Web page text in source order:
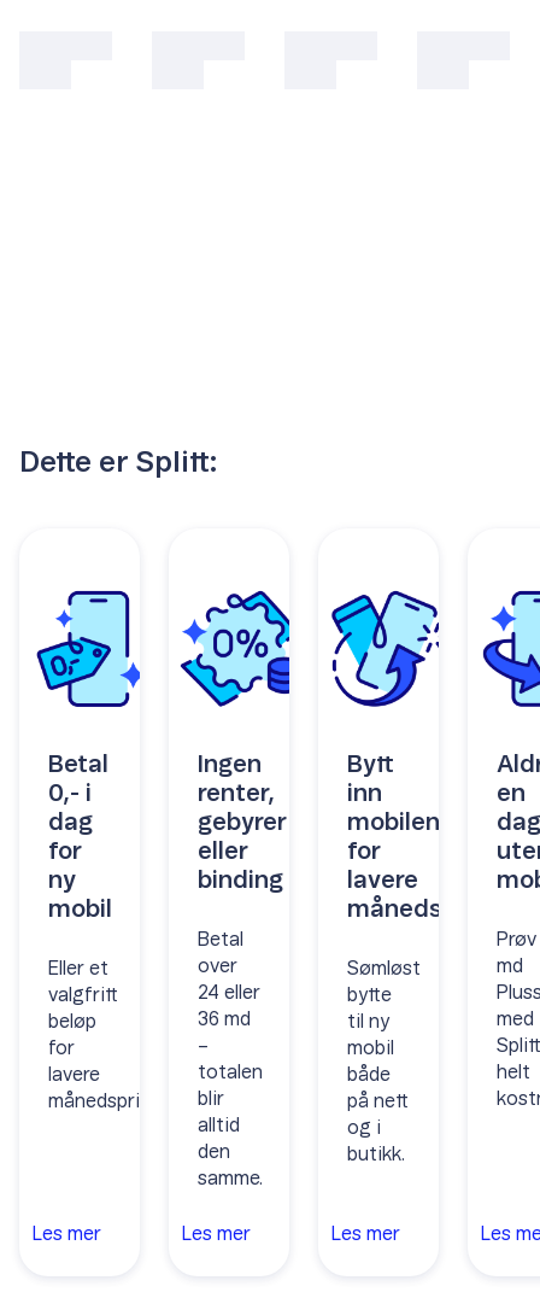
Dette er Splitt:
Betal
0,- i
dag
for
ny
mobil
Eller et
valgfritt
beløp
for
lavere
månedspris.
Les mer
Ingen
renter,
gebyrer
eller
binding
Betal
over
24 eller
36 md
–
totalen
blir
alltid
den
samme.
Les mer
Bytt
inn
mobilen
for
lavere
månedspris
Sømløst
bytte
til ny
mobil
både
på nett
og i
butikk.
Les mer
en
dag
Prøv
md
med
helt
Les